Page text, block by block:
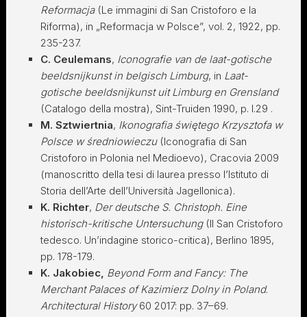
Reformacja(Le immagini di San Cristoforo e la
Riforma), in „Reformacja w Polsce”, vol. 2, 1922, pp.
235-237.
C. Ceulemans, Iconografie van de laat-gotische
beeldsnijkunst in belgisch Limburg, in Laat-
gotische beeldsnijkunst uit Limburg en Grensland
(Catalogo della mostra), Sint-Truiden 1990, p. I.29 .
M. Sztwiertnia, Ikonografia świętego Krzysztofa w
Polsce w średniowieczu(Iconografia di San
Cristoforo in Polonia nel Medioevo), Cracovia 2009
(manoscritto della tesi di laurea presso l’Istituto di
Storia dell’Arte dell’Università Jagellonica).
K. Richter, Der deutsche S. Christoph. Eine
historisch-kritische Untersuchung(Il San Cristoforo
tedesco. Un’indagine storico-critica), Berlino 1895,
pp. 178-179.
K. Jakobiec, Beyond Form and Fancy: The
Merchant Palaces of Kazimierz Dolny in Poland.
Architectural History60 2017: pp. 37–69.